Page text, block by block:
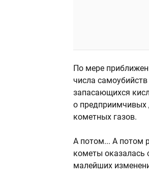
По мере
числа
запасающихся
о предприимчивых
кометных газов.
А потом... А потом
кометы оказалась
малейших